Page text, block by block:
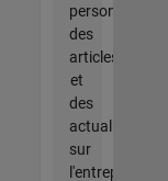
personnalisées,
des
articles
et
des
actualités
sur
l'entreprise.